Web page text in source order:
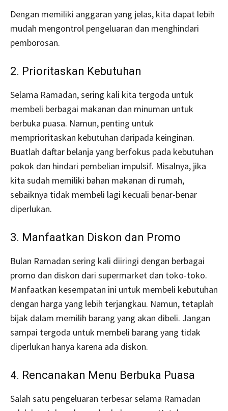
Dengan memiliki anggaran yang jelas, kita dapat lebih
mudah mengontrol pengeluaran dan menghindari
pemborosan.
2. Prioritaskan Kebutuhan
Selama Ramadan, sering kali kita tergoda untuk
membeli berbagai makanan dan minuman untuk
berbuka puasa. Namun, penting untuk
memprioritaskan kebutuhan daripada keinginan.
Buatlah daftar belanja yang berfokus pada kebutuhan
pokok dan hindari pembelian impulsif. Misalnya, jika
kita sudah memiliki bahan makanan di rumah,
sebaiknya tidak membeli lagi kecuali benar-benar
diperlukan.
3. Manfaatkan Diskon dan Promo
Bulan Ramadan sering kali diiringi dengan berbagai
promo dan diskon dari supermarket dan toko-toko.
Manfaatkan kesempatan ini untuk membeli kebutuhan
dengan harga yang lebih terjangkau. Namun, tetaplah
bijak dalam memilih barang yang akan dibeli. Jangan
sampai tergoda untuk membeli barang yang tidak
diperlukan hanya karena ada diskon.
4. Rencanakan Menu Berbuka Puasa
Salah satu pengeluaran terbesar selama Ramadan